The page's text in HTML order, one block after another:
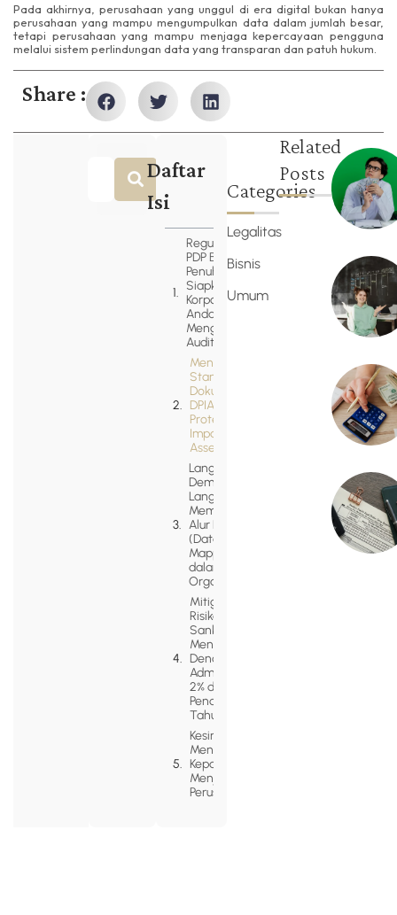
Pada akhirnya, perusahaan yang unggul di era digital bukan hanya
perusahaan yang mampu mengumpulkan data dalam jumlah besar,
tetapi perusahaan yang mampu menjaga kepercayaan pengguna
melalui sistem perlindungan data yang transparan dan patuh hukum.
Share :
Daftar
Isi
Regulasi UU
PDP Berjalan
Penuh:
Siapkah
Korporasi
Anda
Menghadapi
Audit?
Mengenal
Standar
Dokumentasi
DPIA (Data
Protection
Impact
Assessment)
Langkah
Demi
Langkah
Memetakan
Alur Data
(Data
Mapping)
dalam
Organisasi
Mitigasi
Risiko
Sanksi:
Menghindari
Denda
Administratif
2% dari
Pendapatan
Tahunan
Kesimpulan:
Mentransformasi
Kepatuhan Data
Menjadi Nilai Jual
Perusahaan
Categories
Legalitas
Bisnis
Umum
Related
Posts